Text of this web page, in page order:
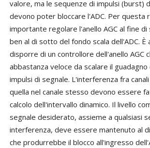
valore, ma le sequenze di impulsi (burst)
devono poter bloccare l'ADC. Per questa
importante regolare l'anello AGC al fine di
ben al di sotto del fondo scala dell'ADC. È
disporre di un controllore dell'anello AGC
abbastanza veloce da scalare il
impulsi di segnale. L'interferenza fra
quella nel canale stesso devono essere
calcolo dell'intervallo dinamico. Il livello
segnale desiderato, assieme a qualsiasi
interferenza, deve essere mantenuto al
che produrrebbe il blocco all'ingresso